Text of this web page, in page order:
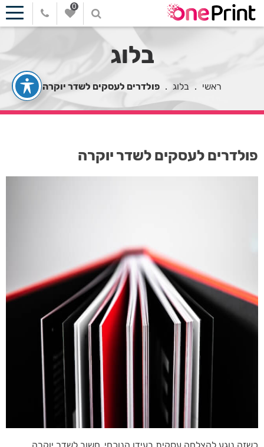
0
בלוג
ראשי . בלוג . פולדרים לעסקים לשדר יוקרה
פולדרים לעסקים לשדר יוקרה